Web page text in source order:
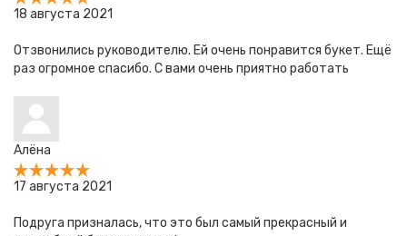
18 августа 2021
Отзвонились руководителю. Ей очень понравится букет. Ещё
раз огромное спасибо. С вами очень приятно работать
Алёна
17 августа 2021
Подруга призналась, что это был самый прекрасный и